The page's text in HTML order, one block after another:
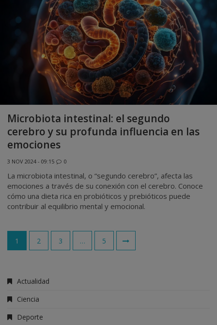
Microbiota intestinal: el segundo
cerebro y su profunda influencia en las
emociones
3 NOV 2024 - 09:15 0
La microbiota intestinal, o “segundo cerebro”, afecta las
emociones a través de su conexión con el cerebro. Conoce
cómo una dieta rica en probióticos y prebióticos puede
contribuir al equilibrio mental y emocional.
Paginación
1 2 3 … 5
Actualidad
Ciencia
Deporte